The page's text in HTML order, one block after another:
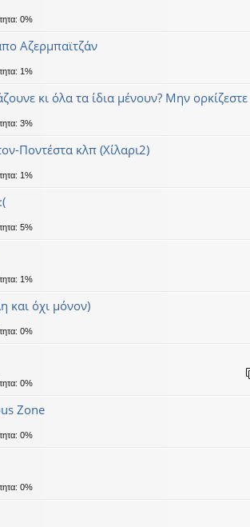
0%
Αζερμπαϊτζάν
1%
κι όλα τα ίδια μένουν? Μην ορκίζεστε
3%
Ποντέστα κλπ (Χίλαρι2)
1%
5%
1%
και όχι μόνον)
0%
0%
Zone
0%
0%